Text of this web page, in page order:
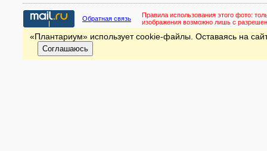
Обратная связь Правила использования этого фото:
изображения возможно лишь с
«Плантариум» использует cookie-файлы. Оставаясь на
Соглашаюсь